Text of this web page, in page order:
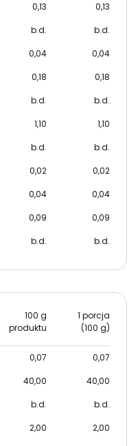
0,13
0,13
b.d.
b.d.
0,04
0,04
0,18
0,18
b.d.
b.d.
1,10
1,10
b.d.
b.d.
0,02
0,02
0,04
0,04
0,09
0,09
b.d. b.d.
100 g
produktu
1 porcja
(100 g)
0,07
0,07
40,00
40,00
b.d.
b.d.
2,00
2,00